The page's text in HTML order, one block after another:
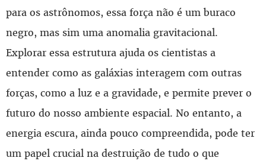
para os astrônomos, essa força não é um buraco
negro, mas sim uma anomalia gravitacional.
Explorar essa estrutura ajuda os cientistas a
entender como as galáxias interagem com outras
forças, como a luz e a gravidade, e permite prever o
futuro do nosso ambiente espacial. No entanto, a
energia escura, ainda pouco compreendida, pode ter
um papel crucial na destruição de tudo o que